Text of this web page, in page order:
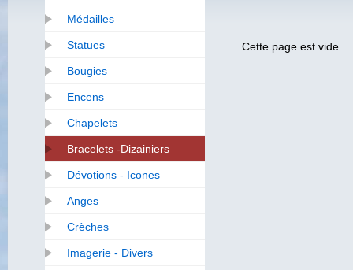
Médailles
Statues
Bougies
Encens
Chapelets
Bracelets -Dizainiers
Dévotions - Icones
Anges
Crèches
Imagerie - Divers
Cette page est vide.